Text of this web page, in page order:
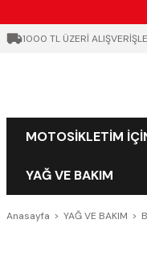
1000 TL ÜZERİ
MOTOSİKLETİM
YAĞ VE BAKIM
Anasayfa YAĞ VE BAKIM